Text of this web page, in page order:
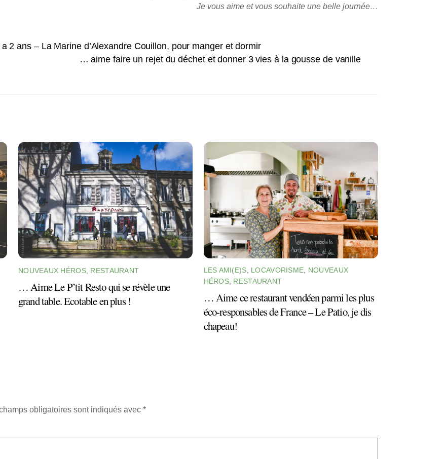
Je vous aime et vous souhaite une belle journée…
2 ans – La Marine d’Alexandre Couillon, pour manger et dormir
… aime faire un rejet du déchet et donner 3 vies à la gousse de vanille
NOUVEAUX HÉROS, RESTAURANT
… Aime Le P’tit Resto qui se révèle une
grand table. Ecotable en plus !
LES AMI(E)S, LOCAVORISME, NOUVEAUX
HÉROS, RESTAURANT
… Aime ce restaurant vendéen parmi les plus
éco-responsables de France – Le Patio, je dis
chapeau!
obligatoires sont indiqués avec*